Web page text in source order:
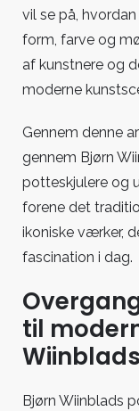
vil se på,
form, farve og
af kunstnere og
moderne
Gennem denne
gennem Bjørn
potteskjulere og
forene det
ikoniske værker,
fascination i dag.
til
Bjørn Wiinblads